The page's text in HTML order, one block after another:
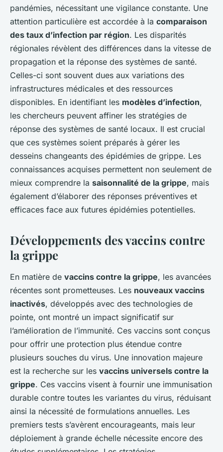
pandémies, nécessitant une vigilance constante. Une
attention particulière est accordée à la comparaison
des taux d’infection par région. Les disparités
régionales révèlent des différences dans la vitesse de
propagation et la réponse des systèmes de santé.
Celles-ci sont souvent dues aux variations des
infrastructures médicales et des ressources
disponibles. En identifiant les modèles d’infection,
les chercheurs peuvent affiner les stratégies de
réponse des systèmes de santé locaux. Il est crucial
que ces systèmes soient préparés à gérer les
desseins changeants des épidémies de grippe. Les
connaissances acquises permettent non seulement de
mieux comprendre la saisonnalité de la grippe, mais
également d’élaborer des réponses préventives et
efficaces face aux futures épidémies potentielles.
Développements des vaccins contre
la grippe
En matière de vaccins contre la grippe, les avancées
récentes sont prometteuses. Les nouveaux vaccins
inactivés, développés avec des technologies de
pointe, ont montré un impact significatif sur
l’amélioration de l’immunité. Ces vaccins sont conçus
pour offrir une protection plus étendue contre
plusieurs souches du virus. Une innovation majeure
est la recherche sur les vaccins universels contre la
grippe. Ces vaccins visent à fournir une immunisation
durable contre toutes les variantes du virus, réduisant
ainsi la nécessité de formulations annuelles. Les
premiers tests s’avèrent encourageants, mais leur
déploiement à grande échelle nécessite encore des